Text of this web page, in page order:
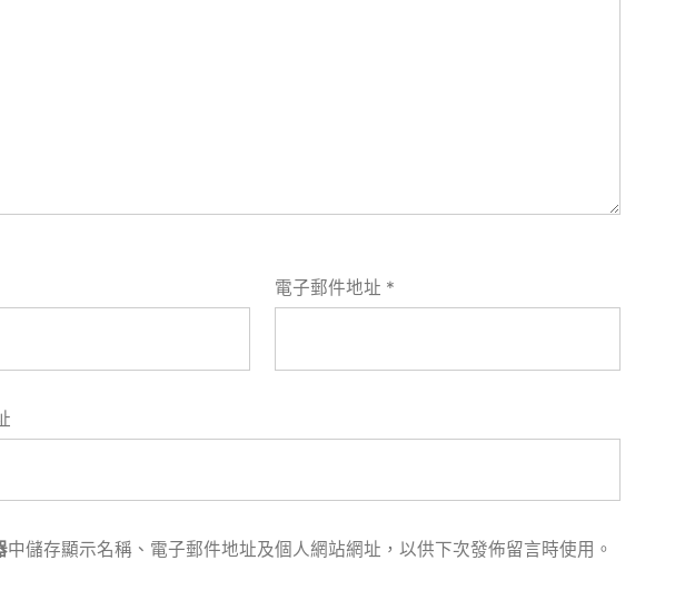
電子郵件地址 *
中儲存顯示名稱、電子郵件地址及個人網站網址，以供下次發佈留言時使用。